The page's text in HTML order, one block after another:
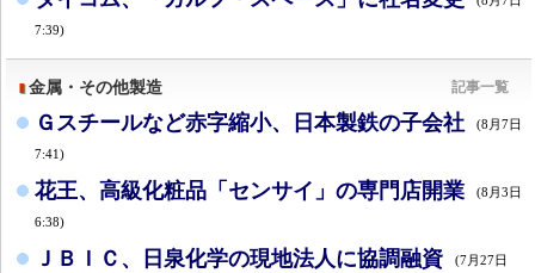
7:39)
金属・その他製造 記事一覧
Ｇスチールなど赤字縮小、日本製鉄の子会社 (8月7日
7:41)
花王、高級化粧品「センサイ」の専門店開業 (8月3日
6:38)
ＪＢＩＣ、日泉化学の現地法人に協調融資 (7月27日